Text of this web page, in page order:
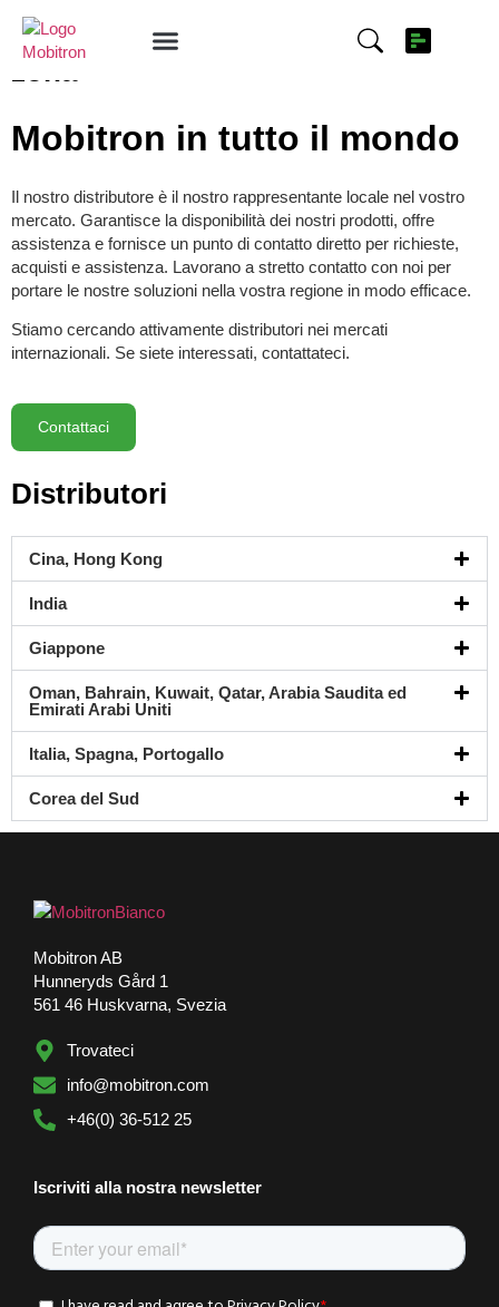
Trova un distributore nella tua
zona
Mobitron in tutto il mondo
Il nostro distributore è il nostro rappresentante locale nel vostro
mercato. Garantisce la disponibilità dei nostri prodotti, offre
assistenza e fornisce un punto di contatto diretto per richieste,
acquisti e assistenza. Lavorano a stretto contatto con noi per
portare le nostre soluzioni nella vostra regione in modo efficace.
Stiamo cercando attivamente distributori nei mercati
internazionali. Se siete interessati, contattateci.
Contattaci
Distributori
Cina, Hong Kong
India
Giappone
Oman, Bahrain, Kuwait, Qatar, Arabia Saudita ed
Emirati Arabi Uniti
Italia, Spagna, Portogallo
Corea del Sud
Mobitron AB
Hunneryds Gård 1
561 46 Huskvarna, Svezia
Trovateci
info@mobitron.com
+46(0) 36-512 25
Iscriviti alla nostra newsletter